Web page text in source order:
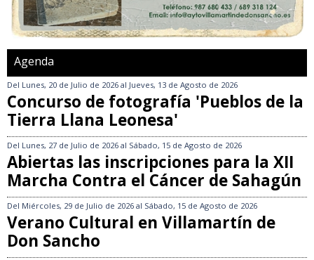
Agenda
Del Lunes, 20 de Julio de 2026 al Jueves, 13 de Agosto de 2026
Concurso de fotografía 'Pueblos de la
Tierra Llana Leonesa'
Del Lunes, 27 de Julio de 2026 al Sábado, 15 de Agosto de 2026
Abiertas las inscripciones para la XII
Marcha Contra el Cáncer de Sahagún
Del Miércoles, 29 de Julio de 2026 al Sábado, 15 de Agosto de 2026
Verano Cultural en Villamartín de
Don Sancho